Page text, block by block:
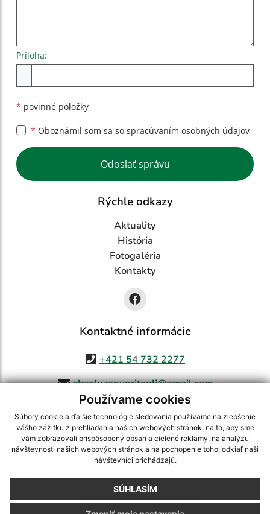
Používame cookies
Súbory cookie a ďalšie technológie sledovania používame na zlepšenie
vášho zážitku z prehliadania našich webových stránok, na to, aby sme
vám zobrazovali prispôsobený obsah a cielené reklamy, na analýzu
návštevnosti našich webových stránok a na pochopenie toho, odkiaľ naši
návštevníci prichádzajú.
SÚHLASÍM
Príloha:
* povinné položky
* Oboznámil som sa so spracúvaním osobných údajov
Google reCaptcha Response
Odoslať správu
Rýchle odkazy
Aktuality
História
Fotogaléria
Kontakty
Kontaktné informácie
+421 54 732 2277
obecluzanypritopli@gmail.com
využite možnosť získavania aktuálnych informácií s využitím RSS
CMS systém (redakčný) systém ECHELON 2,Mapa stránok,web portál
webex.digital, s.r.o.,domény,registrácia domény
Posledná aktualizácia:26.05.2026